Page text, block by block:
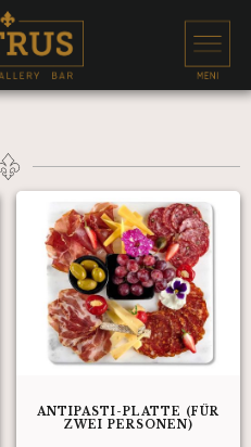
ANTIPASTI-PLATTE (FÜR
ZWEI PERSONEN)